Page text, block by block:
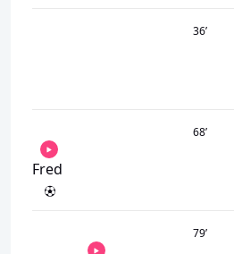
36’
68’
Fred
79’